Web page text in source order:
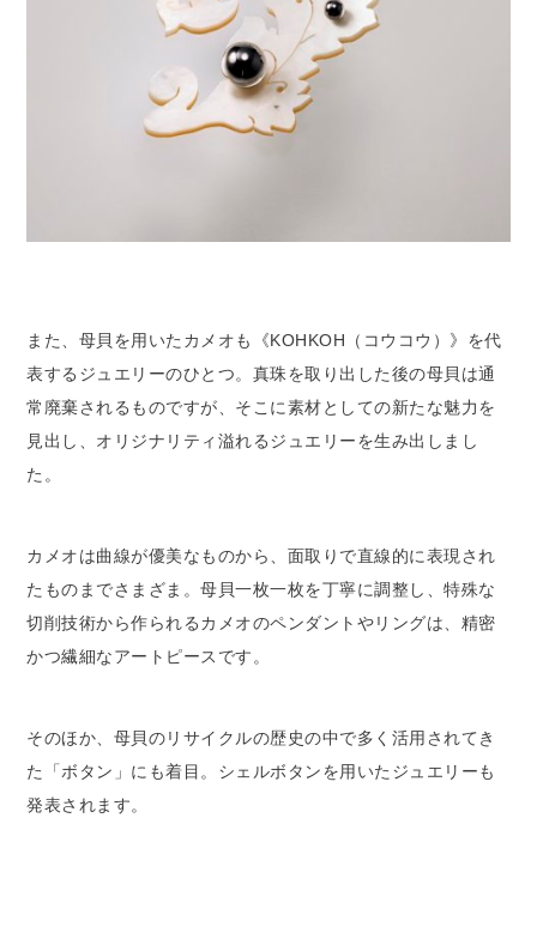
また、母貝を用いたカメオも《KOHKOH（コウコウ）》を代
表するジュエリーのひとつ。真珠を取り出した後の母貝は通
常廃棄されるものですが、そこに素材としての新たな魅力を
見出し、オリジナリティ溢れるジュエリーを生み出しまし
た。
カメオは曲線が優美なものから、面取りで直線的に表現され
たものまでさまざま。母貝一枚一枚を丁寧に調整し、特殊な
切削技術から作られるカメオのペンダントやリングは、精密
かつ繊細なアートピースです。
そのほか、母貝のリサイクルの歴史の中で多く活用されてき
た「ボタン」にも着目。シェルボタンを用いたジュエリーも
発表されます。